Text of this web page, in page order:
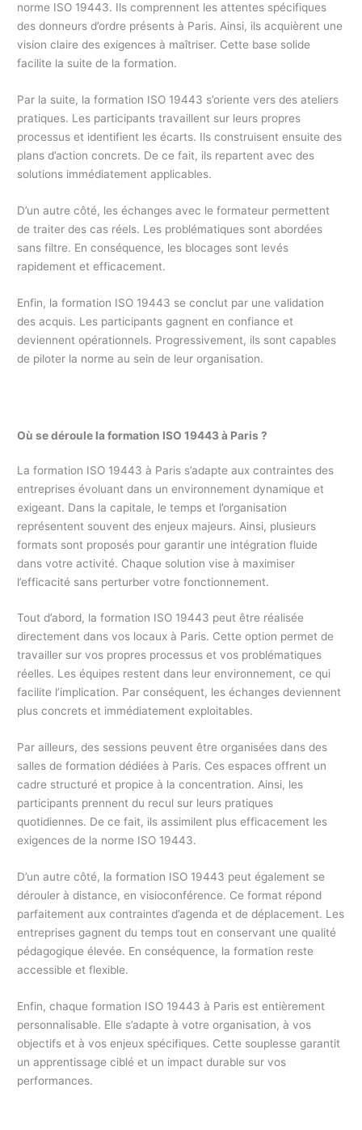
norme ISO 19443. Ils comprennent les attentes spécifiques
des donneurs d’ordre présents à Paris. Ainsi, ils acquièrent une
vision claire des exigences à maîtriser. Cette base solide
facilite la suite de la formation.
Par la suite, la formation ISO 19443 s’oriente vers des ateliers
pratiques. Les participants travaillent sur leurs propres
processus et identifient les écarts. Ils construisent ensuite des
plans d’action concrets. De ce fait, ils repartent avec des
solutions immédiatement applicables.
D’un autre côté, les échanges avec le formateur permettent
de traiter des cas réels. Les problématiques sont abordées
sans filtre. En conséquence, les blocages sont levés
rapidement et efficacement.
Enfin, la formation ISO 19443 se conclut par une validation
des acquis. Les participants gagnent en confiance et
deviennent opérationnels. Progressivement, ils sont capables
de piloter la norme au sein de leur organisation.
Où se déroule la formation ISO 19443 à Paris ?
La formation ISO 19443 à Paris s’adapte aux contraintes des
entreprises évoluant dans un environnement dynamique et
exigeant. Dans la capitale, le temps et l’organisation
représentent souvent des enjeux majeurs. Ainsi, plusieurs
formats sont proposés pour garantir une intégration fluide
dans votre activité. Chaque solution vise à maximiser
l’efficacité sans perturber votre fonctionnement.
Tout d’abord, la formation ISO 19443 peut être réalisée
directement dans vos locaux à Paris. Cette option permet de
travailler sur vos propres processus et vos problématiques
réelles. Les équipes restent dans leur environnement, ce qui
facilite l’implication. Par conséquent, les échanges deviennent
plus concrets et immédiatement exploitables.
Par ailleurs, des sessions peuvent être organisées dans des
salles de formation dédiées à Paris. Ces espaces offrent un
cadre structuré et propice à la concentration. Ainsi, les
participants prennent du recul sur leurs pratiques
quotidiennes. De ce fait, ils assimilent plus efficacement les
exigences de la norme ISO 19443.
D’un autre côté, la formation ISO 19443 peut également se
dérouler à distance, en visioconférence. Ce format répond
parfaitement aux contraintes d’agenda et de déplacement. Les
entreprises gagnent du temps tout en conservant une qualité
pédagogique élevée. En conséquence, la formation reste
accessible et flexible.
Enfin, chaque formation ISO 19443 à Paris est entièrement
personnalisable. Elle s’adapte à votre organisation, à vos
objectifs et à vos enjeux spécifiques. Cette souplesse garantit
un apprentissage ciblé et un impact durable sur vos
performances.